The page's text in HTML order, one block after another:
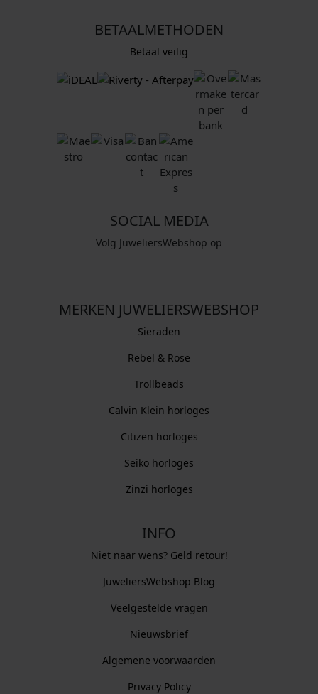
BETAALMETHODEN
Betaal veilig
SOCIAL MEDIA
Volg JuweliersWebshop op
MERKEN JUWELIERSWEBSHOP
Sieraden
Rebel & Rose
Trollbeads
Calvin Klein horloges
Citizen horloges
Seiko horloges
Zinzi horloges
INFO
Niet naar wens? Geld retour!
JuweliersWebshop Blog
Veelgestelde vragen
Nieuwsbrief
Algemene voorwaarden
Privacy Policy